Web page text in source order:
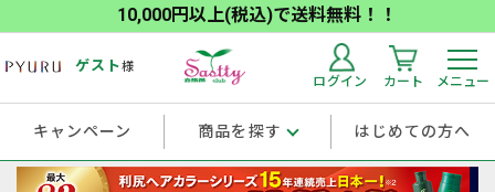
10,000円以上(税込)で送料無料！！
ゲスト様
ログイン カート メニュー
キャンペーン 商品を探す はじめての方へ